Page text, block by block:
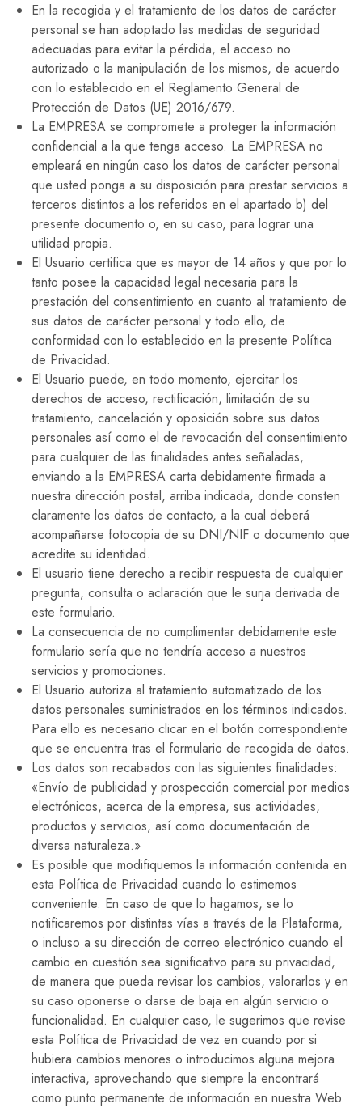
En la recogida y el tratamiento de los datos de carácter
personal se han adoptado las medidas de seguridad
adecuadas para evitar la pérdida, el acceso no
autorizado o la manipulación de los mismos, de acuerdo
con lo establecido en el Reglamento General de
Protección de Datos (UE) 2016/679.
La EMPRESA se compromete a proteger la información
confidencial a la que tenga acceso. La EMPRESA no
empleará en ningún caso los datos de carácter personal
que usted ponga a su disposición para prestar servicios a
terceros distintos a los referidos en el apartado b) del
presente documento o, en su caso, para lograr una
utilidad propia.
El Usuario certifica que es mayor de 14 años y que por lo
tanto posee la capacidad legal necesaria para la
prestación del consentimiento en cuanto al tratamiento de
sus datos de carácter personal y todo ello, de
conformidad con lo establecido en la presente Política
de Privacidad.
El Usuario puede, en todo momento, ejercitar los
derechos de acceso, rectificación, limitación de su
tratamiento, cancelación y oposición sobre sus datos
personales así como el de revocación del consentimiento
para cualquier de las finalidades antes señaladas,
enviando a la EMPRESA carta debidamente firmada a
nuestra dirección postal, arriba indicada, donde consten
claramente los datos de contacto, a la cual deberá
acompañarse fotocopia de su DNI/NIF o documento que
acredite su identidad.
El usuario tiene derecho a recibir respuesta de cualquier
pregunta, consulta o aclaración que le surja derivada de
este formulario.
La consecuencia de no cumplimentar debidamente este
formulario sería que no tendría acceso a nuestros
servicios y promociones.
El Usuario autoriza al tratamiento automatizado de los
datos personales suministrados en los términos indicados.
Para ello es necesario clicar en el botón correspondiente
que se encuentra tras el formulario de recogida de datos.
Los datos son recabados con las siguientes finalidades:
«Envío de publicidad y prospección comercial por medios
electrónicos, acerca de la empresa, sus actividades,
productos y servicios, así como documentación de
diversa naturaleza.»
Es posible que modifiquemos la información contenida en
esta Política de Privacidad cuando lo estimemos
conveniente. En caso de que lo hagamos, se lo
notificaremos por distintas vías a través de la Plataforma,
o incluso a su dirección de correo electrónico cuando el
cambio en cuestión sea significativo para su privacidad,
de manera que pueda revisar los cambios, valorarlos y en
su caso oponerse o darse de baja en algún servicio o
funcionalidad. En cualquier caso, le sugerimos que revise
esta Política de Privacidad de vez en cuando por si
hubiera cambios menores o introducimos alguna mejora
interactiva, aprovechando que siempre la encontrará
como punto permanente de información en nuestra Web.